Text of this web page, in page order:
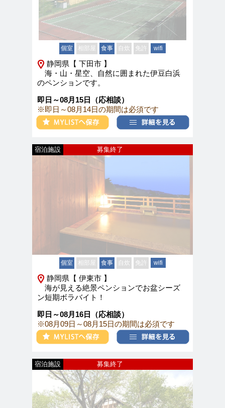
個室 相部屋 食事 自炊 免許 wifi
静岡県【 下田市 】
海・山・星空、自然に囲まれた伊豆白浜
のペンションです。
即日～08月15日（応相談）
※即日～08月14日の期間は必須です
募集終了
宿泊施設
個室 相部屋 食事 自炊 免許 wifi
静岡県【 伊東市 】
海が見える絶景ペンションでお盆シーズ
ン短期ボラバイト！
即日～08月16日（応相談）
※08月09日～08月15日の期間は必須です
募集終了
宿泊施設